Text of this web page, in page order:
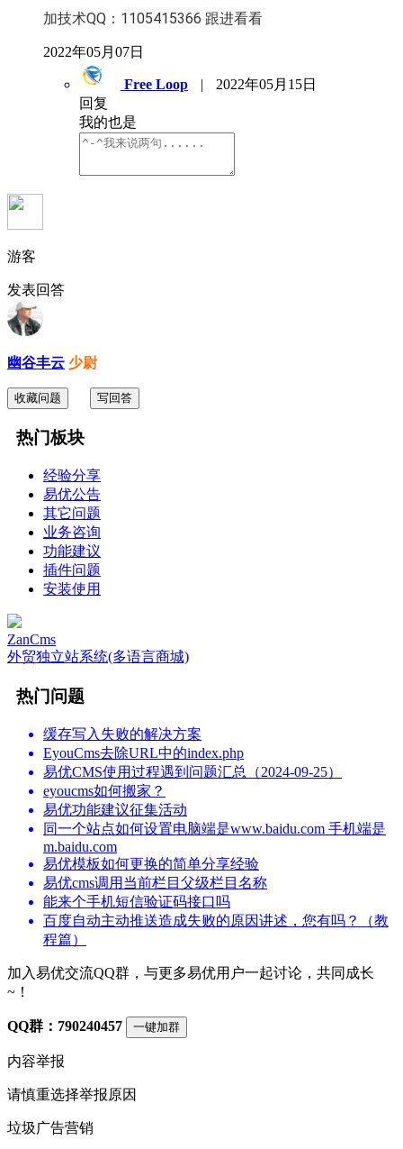
加技术QQ：1105415366 跟进看看
2022年05月07日
Free Loop |
2022年05月15日
回复
我的也是
游客
发表回答
幽谷丰云 少尉
收藏问题 写回答
热门板块
经验分享
易优公告
其它问题
业务咨询
功能建议
插件问题
安装使用
ZanCms
外贸独立站系统(多语言商城)
热门问题
缓存写入失败的解决方案
EyouCms去除URL中的index.php
易优CMS使用过程遇到问题汇总（2024-09-25）
eyoucms如何搬家？
易优功能建议征集活动
同一个站点如何设置电脑端是www.baidu.com 手机端是
m.baidu.com
易优模板如何更换的简单分享经验
易优cms调用当前栏目父级栏目名称
能来个手机短信验证码接口吗
百度自动主动推送造成失败的原因讲述，您有吗？（教
程篇）
加入易优交流QQ群，与更多易优用户一起讨论，共同成长
~！
QQ群：790240457 一键加群
内容举报
请慎重选择举报原因
垃圾广告营销